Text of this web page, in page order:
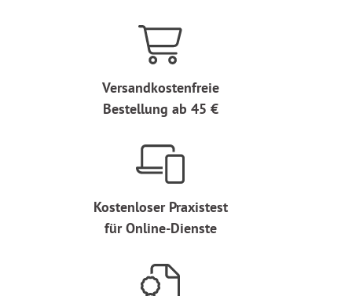
Versandkostenfreie
Bestellung ab 45 €
Kostenloser Praxistest
für Online-Dienste